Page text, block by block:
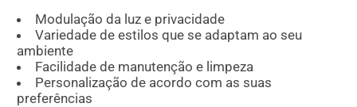
Modulação da luz e privacidade
Variedade de estilos que se adaptam ao seu
ambiente
Facilidade de manutenção e limpeza
Personalização de acordo com as suas
preferências